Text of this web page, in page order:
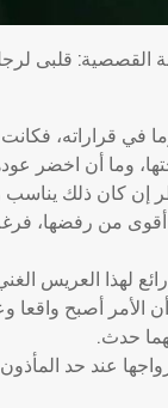
القصصية: قلبى
في قراراته،
وما أن اخضر
كان ذلك يناسب
من رفضها،
لهذا العريس
الأمر أصبح
حدث.
عند حد